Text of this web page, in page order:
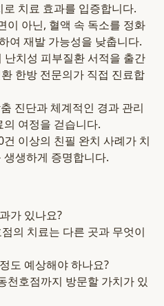
치료 효과를 입증합니다.
이 아닌, 혈액 속 독소를 정화
여 재발 가능성을 낮춥니다.
난치성 피부질환 서적을 출간
한방 전문의가 직접 진료합
진단과 체계적인 경과 관리
여정을 걷습니다.
건 이상의 친필 완치 사례가 치
생하게 증명합니다.
가 있나요?
의 치료는 다른 곳과 무엇이
도 예상해야 하나요?
천호점까지 방문할 가치가 있